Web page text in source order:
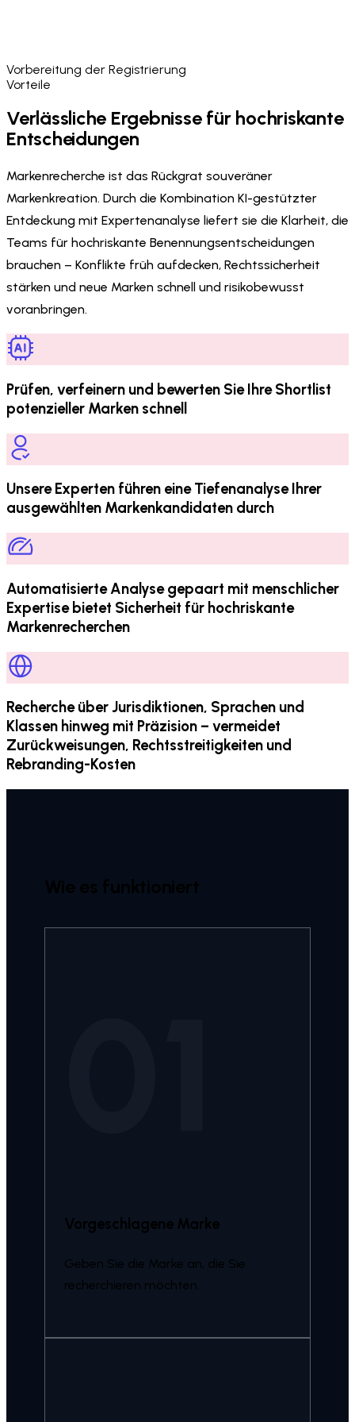
Vorbereitung der Registrierung
Vorteile
Verlässliche Ergebnisse für hochriskante
Entscheidungen
Markenrecherche ist das Rückgrat souveräner
Markenkreation. Durch die Kombination KI-gestützter
Entdeckung mit Expertenanalyse liefert sie die Klarheit, die
Teams für hochriskante Benennungsentscheidungen
brauchen – Konflikte früh aufdecken, Rechtssicherheit
stärken und neue Marken schnell und risikobewusst
voranbringen.
Prüfen, verfeinern und bewerten Sie Ihre Shortlist
potenzieller Marken schnell
Unsere Experten führen eine Tiefenanalyse Ihrer
ausgewählten Markenkandidaten durch
Automatisierte Analyse gepaart mit menschlicher
Expertise bietet Sicherheit für hochriskante
Markenrecherchen
Recherche über Jurisdiktionen, Sprachen und
Klassen hinweg mit Präzision – vermeidet
Zurückweisungen, Rechtsstreitigkeiten und
Rebranding-Kosten
Wie es funktioniert
Vorgeschlagene Marke
Geben Sie die Marke an, die Sie
recherchieren möchten.